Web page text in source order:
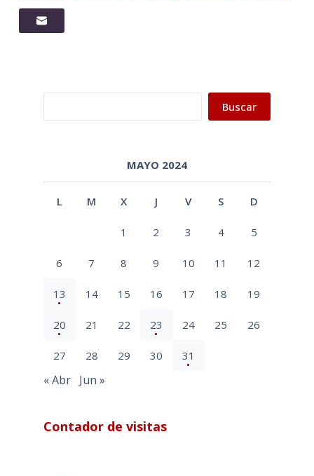
Buscar
MAYO 2024
L M X J V S D
1 2 3 4 5
6 7 8 9 10 11 12
13 14 15 16 17 18 19
20 21 22 23 24 25 26
27 28 29 30 31
« Abr Jun »
Contador de visitas